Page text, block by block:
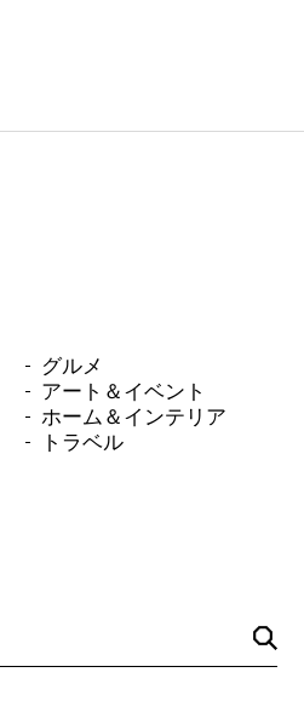
グルメ
アート＆イベント
ホーム＆インテリア
トラベル